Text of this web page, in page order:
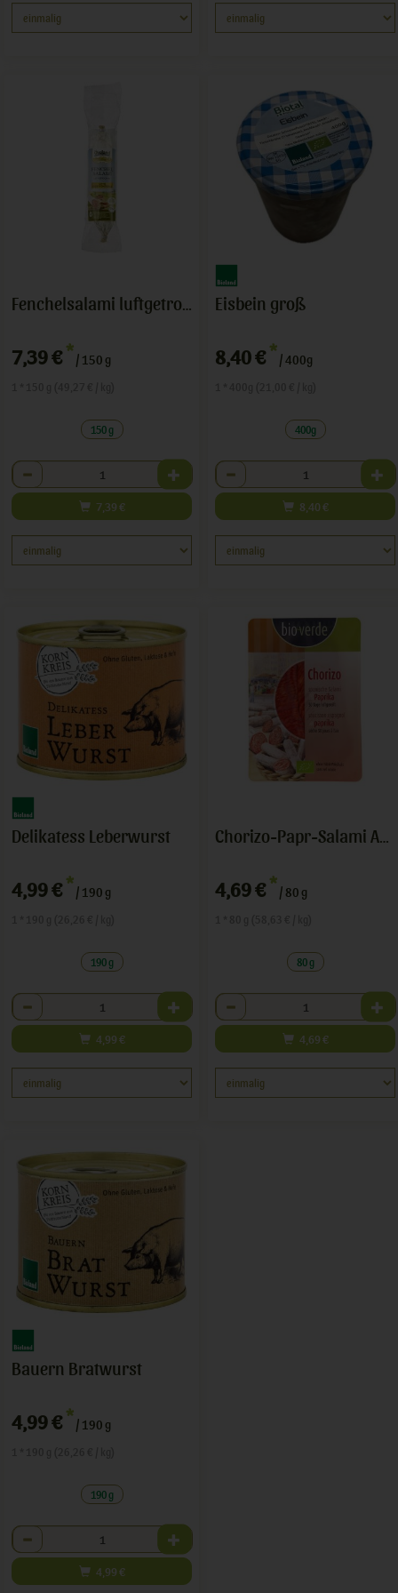
Fenchelsalami luftgetrocknet
7,39 € */ 150 g
150 g
Anzahl
7,39 €
Eisbein groß
8,40 € */ 400g
400g
Anzahl
8,40 €
Delikatess Leberwurst
4,99 € */ 190 g
190 g
Anzahl
4,99 €
Chorizo-Papr-Salami Aufschnitt
4,69 € */ 80 g
80 g
Anzahl
4,69 €
Bauern Bratwurst
4,99 € */ 190 g
190 g
Anzahl
4,99 €